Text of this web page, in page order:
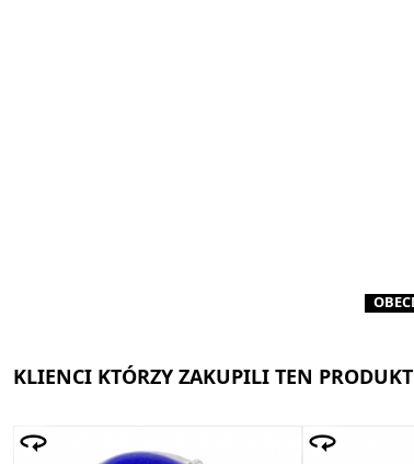
KLIENCI KTÓRZY ZAKUPILI TEN